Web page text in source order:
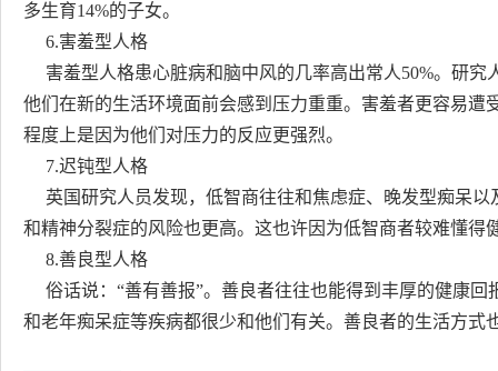
多生育14%的子女。
6.害羞型人格
害羞型人格患心脏病和脑中风的几率高出常人50%。研究
他们在新的生活环境面前会感到压力重重。害羞者更容易
程度上是因为他们对压力的反应更强烈。
7.迟钝型人格
英国研究人员发现，低智商往往和焦虑症、晚发型痴呆以
和精神分裂症的风险也更高。这也许因为低智商者较难懂得
8.善良型人格
俗话说：“善有善报”。善良者往往也能得到丰厚的健康回
和老年痴呆症等疾病都很少和他们有关。善良者的生活方